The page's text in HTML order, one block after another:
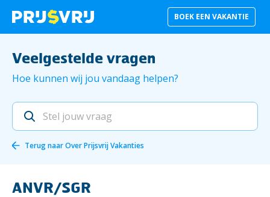
BOEK EEN VAKANTIE
Veelgestelde vragen
Hoe kunnen wij jou vandaag helpen?
Terug naarOver Prijsvrij Vakanties
ANVR/SGR